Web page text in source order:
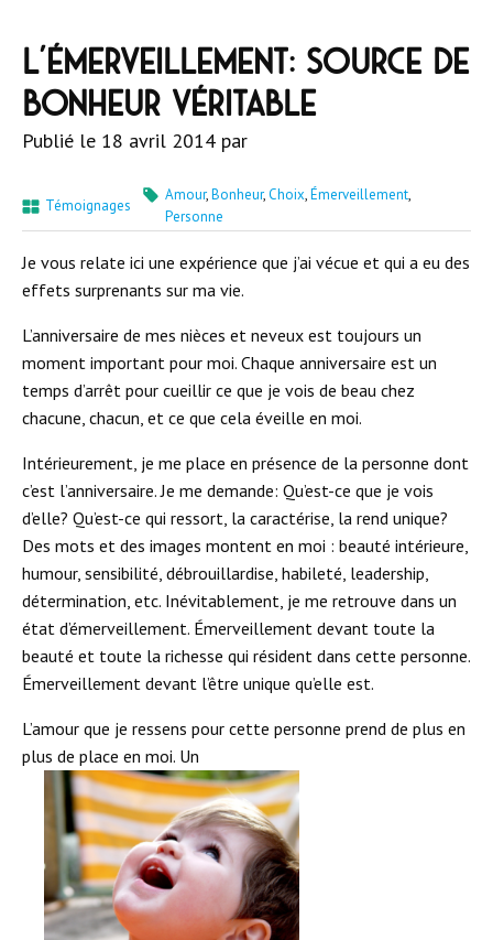
L’émerveillement: source de
bonheur véritable
Publié le 18 avril 2014 par
Témoignages
Amour,Bonheur,Choix,Émerveillement,
Personne
Je vous relate ici une expérience que j’ai vécue et qui a eu des
effets surprenants sur ma vie.
L’anniversaire de mes nièces et neveux est toujours un
moment important pour moi. Chaque anniversaire est un
temps d’arrêt pour cueillir ce que je vois de beau chez
chacune, chacun, et ce que cela éveille en moi.
Intérieurement, je me place en présence de la personne dont
c’est l’anniversaire. Je me demande: Qu’est-ce que je vois
d’elle? Qu’est-ce qui ressort, la caractérise, la rend unique?
Des mots et des images montent en moi : beauté intérieure,
humour, sensibilité, débrouillardise, habileté, leadership,
détermination, etc. Inévitablement, je me retrouve dans un
état d’émerveillement. Émerveillement devant toute la
beauté et toute la richesse qui résident dans cette personne.
Émerveillement devant l’être unique qu’elle est.
L’amour que je ressens pour cette personne prend de plus en
plus de place en moi. Un